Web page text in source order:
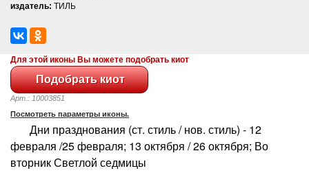
издатель: ТИЛЬ
Для этой иконы Вы можете подобрать киот
Арт.: 10003851
Посмотреть параметры иконы.
Дни празднования (ст. стиль / нов. стиль) - 12
февраля /25 февраля; 13 октября / 26 октября; Во
вторник Светлой седмицы